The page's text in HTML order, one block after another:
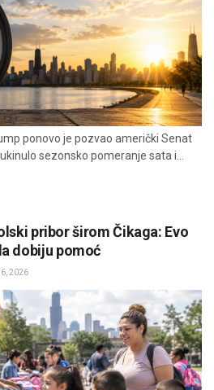
ponovo je pozvao američki Senat
sezonsko pomeranje sata i...
pribor širom Čikaga: Evo
dobiju pomoć
6, 2026